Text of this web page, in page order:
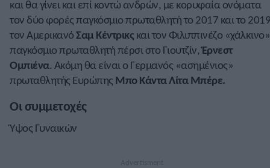
και θα γίνει και επί κοντώ ανδρών, με κορυφαία ονόματα
τον δύο φορές παγκόσμιο πρωταθλητή το 2017 και το
τον ΑμερικανόΣαμ Κέντρικςκαι τον Φιλιππινέζο «χάλκινο»
παγκόσμιο πρωταθλητή πέρσι στο Γιουτζίν,Έρνεστ
Ομπιένα. Ακόμη θα είναι ο Γερμανός «ασημένιος»
πρωταθλητής Ευρώπης Μπο Κάντα Λίτα Μπέρε.
Οι συμμετοχές
Ύψος Γυναικών